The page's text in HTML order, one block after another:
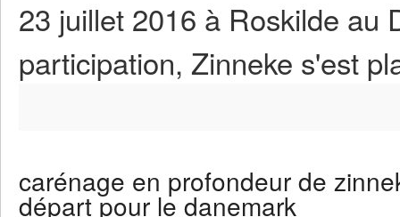
23 juillet 2016 à Roskilde au
participation, Zinneke s'est
carénage en profondeur de
départ pour le danemark